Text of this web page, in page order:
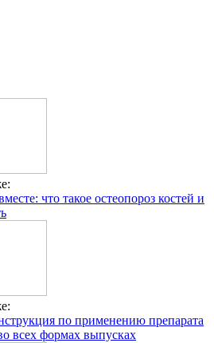
что такое остеопороз костей и
по применению препарата
всех формах выпусках